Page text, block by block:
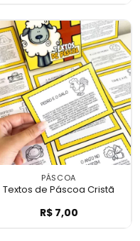
da Páscoa
PÁSCOA
Textos de Páscoa Cristã
Textos de
R$7,00